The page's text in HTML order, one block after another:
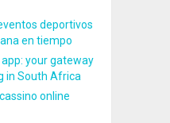
deportivos
en tiempo
your gateway
in South Africa
online